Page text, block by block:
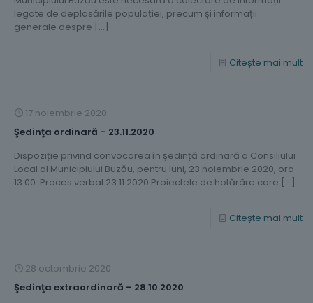
legate de deplasările populației, precum și informații
generale despre […]
Citește mai mult
17 noiembrie 2020
Şedinţa ordinară – 23.11.2020
Dispoziție privind convocarea în ședință ordinară a Consiliului
Local al Municipiului Buzău, pentru luni, 23 noiembrie 2020, ora
13:00. Proces verbal 23.11.2020 Proiectele de hotărâre care […]
Citește mai mult
28 octombrie 2020
Şedinţa extraordinară – 28.10.2020